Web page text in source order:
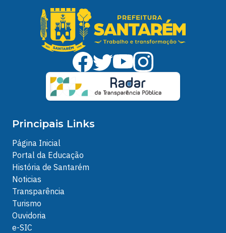
Principais Links
Página Inicial
Portal da Educação
História de Santarém
Noticias
Transparência
Turismo
Ouvidoria
e-SIC